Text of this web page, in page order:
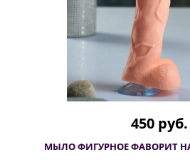
450 руб.
МЫЛО ФИГУРНОЕ ФАВОРИТ